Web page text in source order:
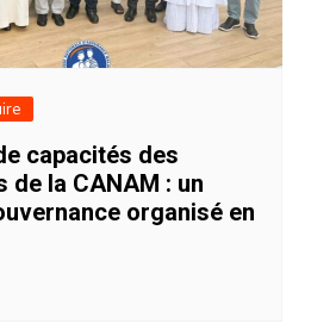
capacités des
la CANAM : un
organisé en